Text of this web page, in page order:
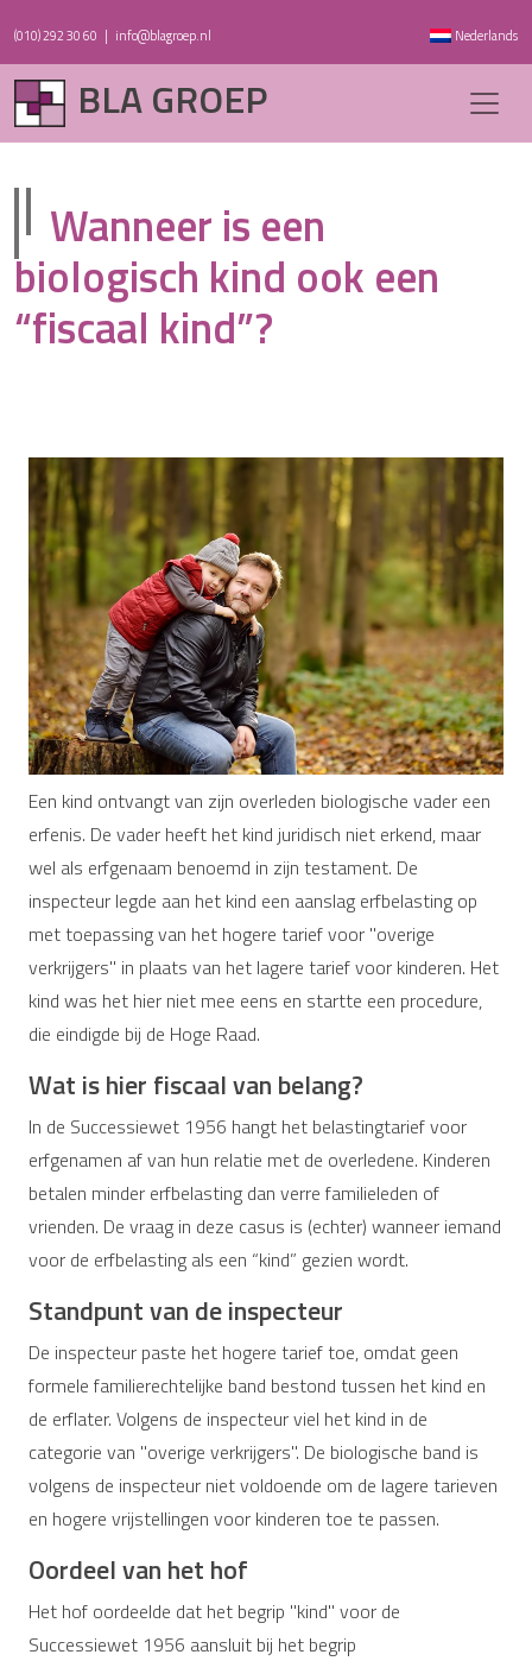
(010) 292 30 60 | info@blagroep.nl Nederlands
BLA GROEP
Wanneer is een
biologisch kind ook een
“fiscaal kind”?
Een kind ontvangt van zijn overleden biologische vader een
erfenis. De vader heeft het kind juridisch niet erkend, maar
wel als erfgenaam benoemd in zijn testament. De
inspecteur legde aan het kind een aanslag erfbelasting op
met toepassing van het hogere tarief voor "overige
verkrijgers" in plaats van het lagere tarief voor kinderen. Het
kind was het hier niet mee eens en startte een procedure,
die eindigde bij de Hoge Raad.
Wat is hier fiscaal van belang?
In de Successiewet 1956 hangt het belastingtarief voor
erfgenamen af van hun relatie met de overledene. Kinderen
betalen minder erfbelasting dan verre familieleden of
vrienden. De vraag in deze casus is (echter) wanneer iemand
voor de erfbelasting als een “kind” gezien wordt.
Standpunt van de inspecteur
De inspecteur paste het hogere tarief toe, omdat geen
formele familierechtelijke band bestond tussen het kind en
de erflater. Volgens de inspecteur viel het kind in de
categorie van "overige verkrijgers". De biologische band is
volgens de inspecteur niet voldoende om de lagere tarieven
en hogere vrijstellingen voor kinderen toe te passen.
Oordeel van het hof
Het hof oordeelde dat het begrip "kind" voor de
Successiewet 1956 aansluit bij het begrip